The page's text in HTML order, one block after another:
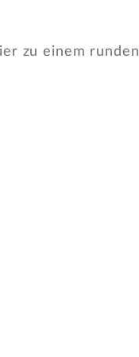
zu einem runden